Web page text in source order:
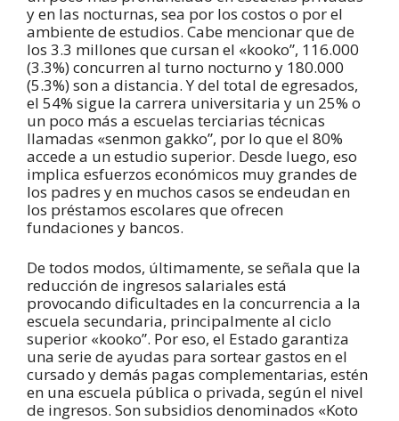
y en las nocturnas, sea por los costos o por el
ambiente de estudios. Cabe mencionar que de
los 3.3 millones que cursan el «kooko”, 116.000
(3.3%) concurren al turno nocturno y 180.000
(5.3%) son a distancia. Y del total de egresados,
el 54% sigue la carrera universitaria y un 25% o
un poco más a escuelas terciarias técnicas
llamadas «senmon gakko”, por lo que el 80%
accede a un estudio superior. Desde luego, eso
implica esfuerzos económicos muy grandes de
los padres y en muchos casos se endeudan en
los préstamos escolares que ofrecen
fundaciones y bancos.
De todos modos, últimamente, se señala que la
reducción de ingresos salariales está
provocando dificultades en la concurrencia a la
escuela secundaria, principalmente al ciclo
superior «kooko”. Por eso, el Estado garantiza
una serie de ayudas para sortear gastos en el
cursado y demás pagas complementarias, estén
en una escuela pública o privada, según el nivel
de ingresos. Son subsidios denominados «Koto